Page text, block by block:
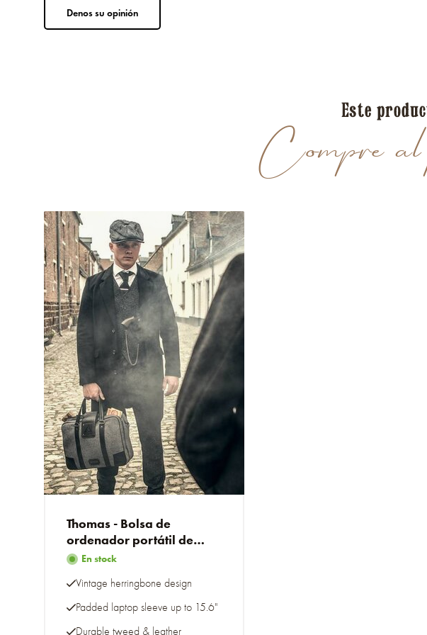
Denos su opinión
Compre
Este
Thomas - Bolsa de
ordenador portátil de
tweed gris
En stock
Vintage herringbone design
Padded laptop sleeve up to 15.6"
Durable tweed & leather